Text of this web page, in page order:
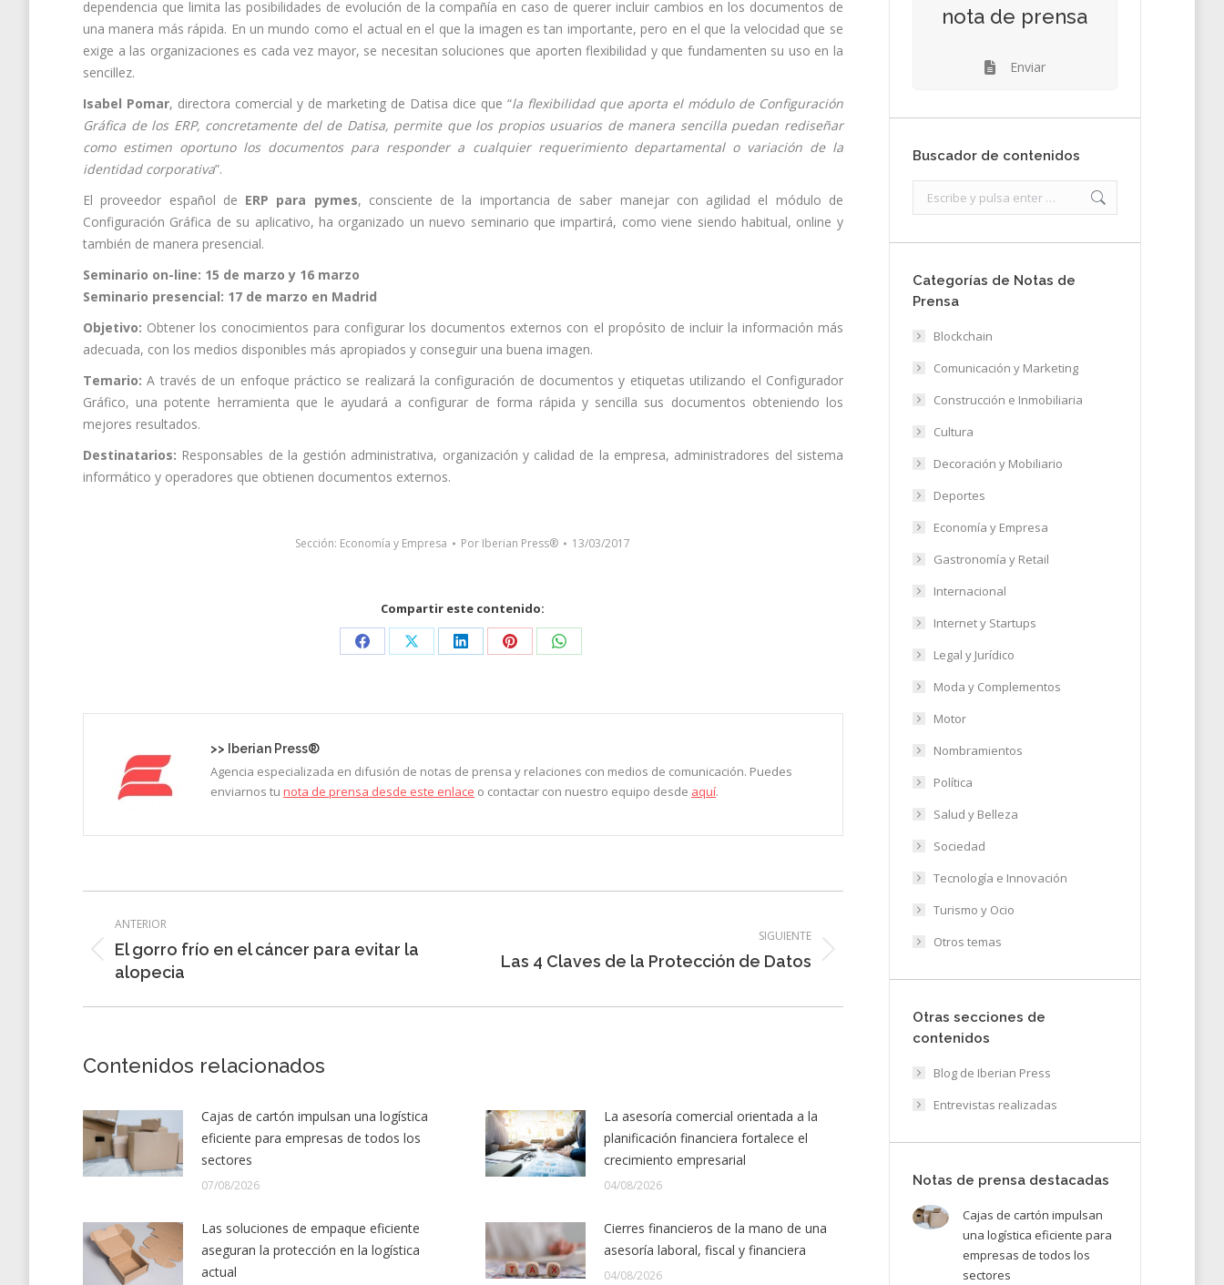
dependencia que limita las posibilidades de evolución de la compañía en caso de querer incluir cambios en los documentos de
una manera más rápida. En un mundo como el actual en el que la imagen es tan importante, pero en el que la velocidad que se
exige a las organizaciones es cada vez mayor, se necesitan soluciones que aporten flexibilidad y que fundamenten su uso en la
sencillez.
Isabel Pomar, directora comercial y de marketing de Datisa dice que “la flexibilidad que aporta el módulo de Configuración
Gráfica de los ERP, concretamente del de Datisa, permite que los propios usuarios de manera sencilla puedan rediseñar
como estimen oportuno los documentos para responder a cualquier requerimiento departamental o variación de la
identidad corporativa”.
El proveedor español de ERP para pymes, consciente de la importancia de saber manejar con agilidad el módulo de
Configuración Gráfica de su aplicativo, ha organizado un nuevo seminario que impartirá, como viene siendo habitual, online y
también de manera presencial.
Seminario on-line: 15 de marzo y 16 marzo
Seminario presencial: 17 de marzo en Madrid
Objetivo: Obtener los conocimientos para configurar los documentos externos con el propósito de incluir la información más
adecuada, con los medios disponibles más apropiados y conseguir una buena imagen.
Temario: A través de un enfoque práctico se realizará la configuración de documentos y etiquetas utilizando el Configurador
Gráfico, una potente herramienta que le ayudará a configurar de forma rápida y sencilla sus documentos obteniendo los
mejores resultados.
Destinatarios: Responsables de la gestión administrativa, organización y calidad de la empresa, administradores del sistema
informático y operadores que obtienen documentos externos.
Sección: Economía y Empresa Por Iberian Press® 13/03/2017
Compartir este contenido:
Share
Facebook
Share
X
Share
LinkedIn
Share
Pinterest
Share
WhatsApp
>> Iberian Press®
Agencia especializada en difusión de notas de prensa y relaciones con medios de comunicación. Puedes
enviarnos tu nota de prensa desde este enlace o contactar con nuestro equipo desde aquí.
entre
entradas
ANTERIOR
Entrada
anterior:
El gorro frío en el cáncer para evitar la
alopecia
SIGUIENTE
Entrada
Las 4 Claves de la Protección de Datos
Contenidos relacionados
Cajas de cartón impulsan una logística
eficiente para empresas de todos los
sectores
07/08/2026
La asesoría comercial orientada a la
planificación financiera fortalece el
crecimiento empresarial
04/08/2026
Las soluciones de empaque eficiente
aseguran la protección en la logística
actual
Cierres financieros de la mano de una
asesoría laboral, fiscal y financiera
04/08/2026
nota de prensa
Enviar
Buscador de contenidos
Categorías de Notas de
Prensa
Blockchain
Comunicación y Marketing
Construcción e Inmobiliaria
Cultura
Decoración y Mobiliario
Deportes
Economía y Empresa
Gastronomía y Retail
Internacional
Internet y Startups
Legal y Jurídico
Moda y Complementos
Motor
Nombramientos
Política
Salud y Belleza
Sociedad
Tecnología e Innovación
Turismo y Ocio
Otros temas
Otras secciones de
contenidos
Blog de Iberian Press
Entrevistas realizadas
Notas de prensa destacadas
Cajas de cartón impulsan
una logística eficiente para
empresas de todos los
sectores